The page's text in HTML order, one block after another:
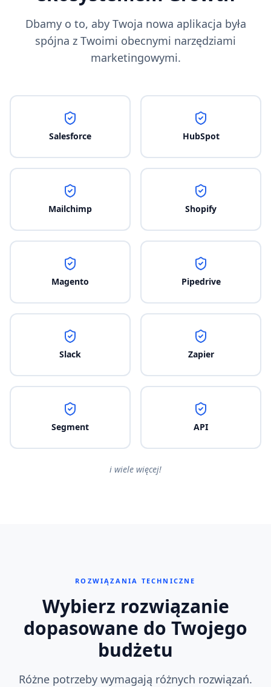
Dbamy o to, aby Twoja nowa aplikacja była
spójna z Twoimi obecnymi narzędziami
marketingowymi.
Salesforce HubSpot
Mailchimp Shopify
Magento Pipedrive
Slack Zapier
Segment API
i wiele więcej!
ROZWIĄZANIA TECHNICZNE
Wybierz rozwiązanie
dopasowane do Twojego
budżetu
Różne potrzeby wymagają różnych rozwiązań.